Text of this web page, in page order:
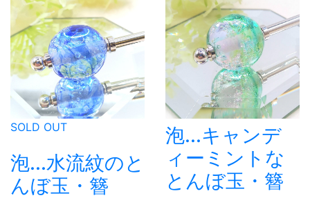
SOLD OUT
泡...水流紋のと
んぼ玉・簪
泡...キャンデ
ィーミントな
とんぼ玉・簪